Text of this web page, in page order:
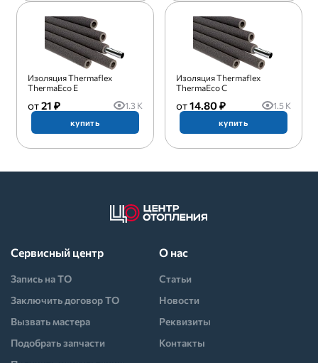
Изоляция Thermaflex
ThermaEco E
21 ₽
1.3 K
купить
Изоляция Thermaflex
ThermaEco C
14.80 ₽
1.5 K
купить
Сервисный центр
Запись на ТО
Заключить договор ТО
Вызвать мастера
Подобрать запчасти
О нас
Статьи
Новости
Реквизиты
Контакты